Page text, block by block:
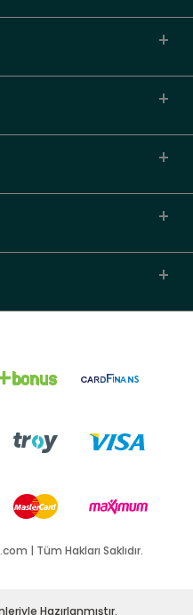
| Tüm Hakları Saklıdır.
Hazırlanmıştır.